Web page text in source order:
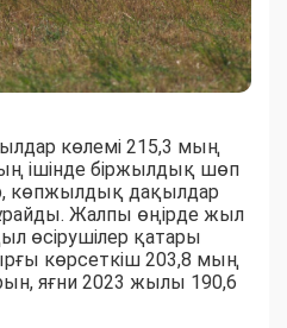
көлемі 215,3 мың
ішінде біржылдық шөп
көпжылдық дақылдар
Жалпы өңірде жыл
өсірушілер қатары
көрсеткіш 203,8 мың
яғни 2023 жылы 190,6